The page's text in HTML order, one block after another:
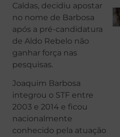
Caldas, decidiu apostar
no nome de Barbosa
após a pré-candidatura
de Aldo Rebelo não
ganhar força nas
pesquisas.
Joaquim Barbosa
integrou o STF entre
2003 e 2014 e ficou
nacionalmente
conhecido pela atuação